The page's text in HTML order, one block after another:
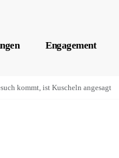
Engagement
kommt, ist Kuscheln angesagt